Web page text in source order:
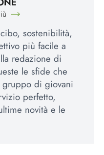
sostenibilità,
più facile a
redazione di
le sfide che
gruppo di giovani
perfetto,
novità e le